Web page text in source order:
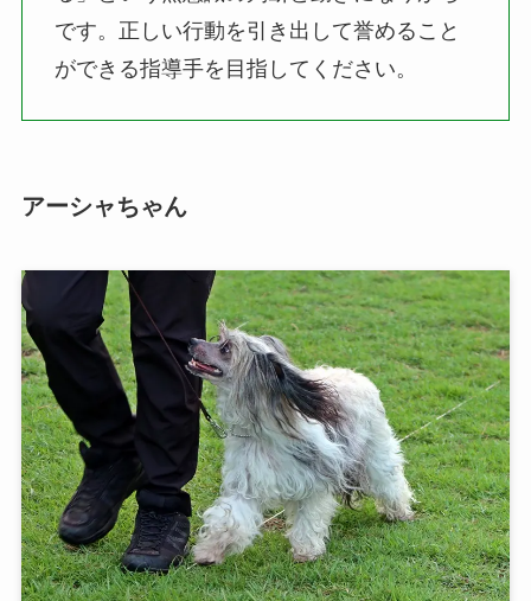
です。正しい行動を引き出して誉めること
ができる指導手を目指してください。
アーシャちゃん